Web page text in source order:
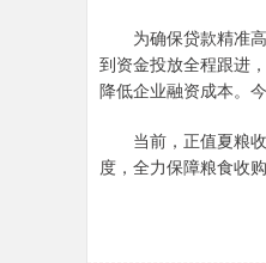
为确保贷款精准高
到资金投放全程跟进
降低企业融资成本。
当前，正值夏粮收
度，全力保障粮食收
深证成